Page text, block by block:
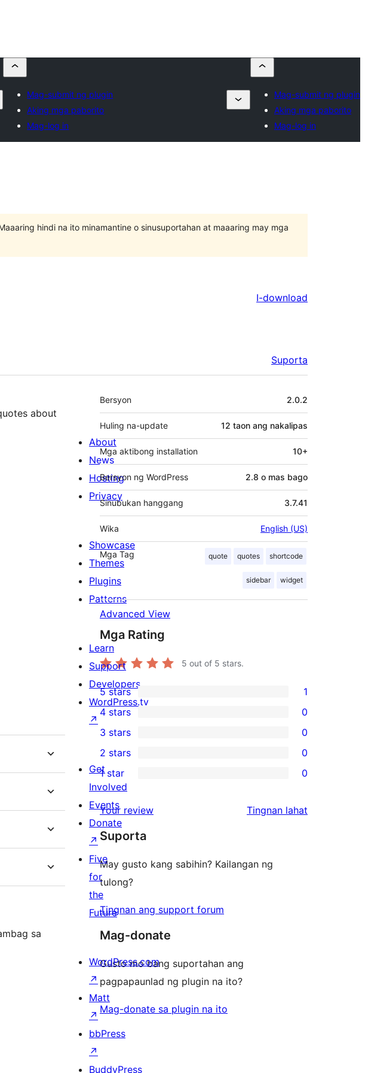
Mag-submit ng plugin
Aking mga paborito
Mag-log in
Mag-submit ng plugin
Aking mga paborito
Mag-log in
hindi na ito minamantine o sinusuportahan at maaaring may mga
I-download
Suporta
about
sa
Meta
Bersyon 2.0.2
Huling na-update 12 taon ang nakalipas
Mga aktibong installation 10+
Bersyon ng WordPress 2.8 o mas bago
Sinubukan hanggang 3.7.41
Wika English (US)
Mga Tag quote quotes shortcode
sidebar widget
Advanced View
Mga Rating
5 out of 5 stars.
1
5-
star
review
5 stars 1
4-
star
reviews
4 stars 0
0
3-
star
reviews
3 stars 0
2-
reviews
2 stars 0
star
reviews
1 star 0
Your review Tingnan lahat
Suporta
May gusto kang sabihin? Kailangan ng
tulong?
Tingnan ang support forum
Mag-donate
Gusto mo bang suportahan ang
pagpapaunlad ng plugin na ito?
Mag-donate sa plugin na ito
About
News
Hosting
Privacy
Showcase
Themes
Plugins
Patterns
Learn
Support
Developers
WordPress.tv
↗
Get
Involved
Events
Donate
↗
Five
for
the
Future
WordPress.com
↗
Matt
↗
bbPress
↗
BuddyPress